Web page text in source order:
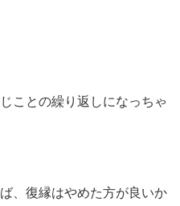
ことの繰り返しになっちゃ
、復縁はやめた方が良いか